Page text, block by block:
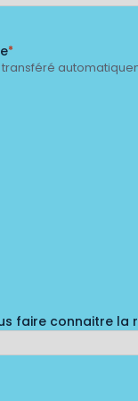
*
faire connaitre